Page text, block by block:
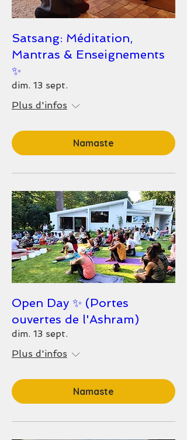
Satsang: Méditation,
Mantras & Enseignements
✨
dim. 13 sept.
Plus d'infos
Namaste
Open Day ✨ (Portes
ouvertes de l'Ashram)
dim. 13 sept.
Plus d'infos
Namaste